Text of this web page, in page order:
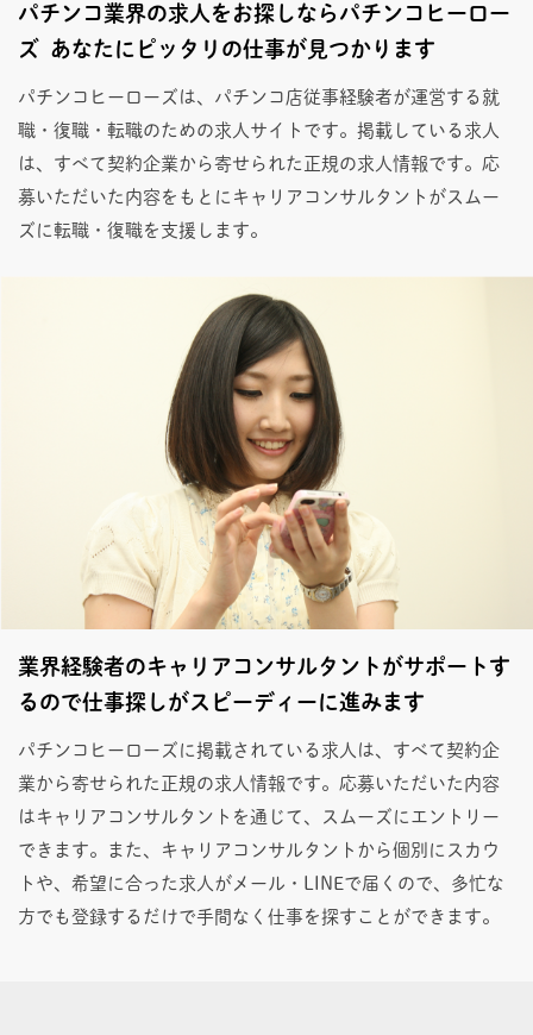
パチンコ業界の求人をお探しならパチンコヒーロー
ズ あなたにピッタリの仕事が見つかります
パチンコヒーローズは、パチンコ店従事経験者が運営する就
職・復職・転職のための求人サイトです。掲載している求人
は、すべて契約企業から寄せられた正規の求人情報です。応
募いただいた内容をもとにキャリアコンサルタントがスムー
ズに転職・復職を支援します。
業界経験者のキャリアコンサルタントがサポートす
るので仕事探しがスピーディーに進みます
パチンコヒーローズに掲載されている求人は、すべて契約企
業から寄せられた正規の求人情報です。応募いただいた内容
はキャリアコンサルタントを通じて、スムーズにエントリー
できます。また、キャリアコンサルタントから個別にスカウ
トや、希望に合った求人がメール・LINEで届くので、多忙な
方でも登録するだけで手間なく仕事を探すことができます。